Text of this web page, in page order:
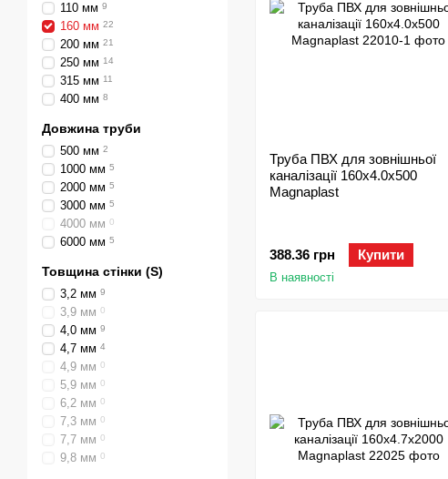
Труба ПВХ для зовнішньої
каналізації 160х4.0x500
Magnaplast
388.36 грн Купити
В наявності
110 мм 9
160 мм 22
200 мм 21
250 мм 14
315 мм 11
400 мм 8
Довжина труби
500 мм 2
1000 мм 5
2000 мм 5
3000 мм 5
4000 мм 0
6000 мм 5
Товщина стінки (S)
3,2 мм 9
3,9 мм 0
4,0 мм 9
4,7 мм 4
4,9 мм 0
5,9 мм 0
6,2 мм 0
7,3 мм 0
7,7 мм 0
9,8 мм 0